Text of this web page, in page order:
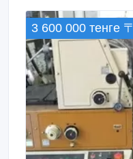
3 600 000 тенге 〒